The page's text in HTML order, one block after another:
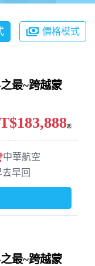
價格模式
最~跨越蒙
中華航空
去早回
起
最~跨越蒙